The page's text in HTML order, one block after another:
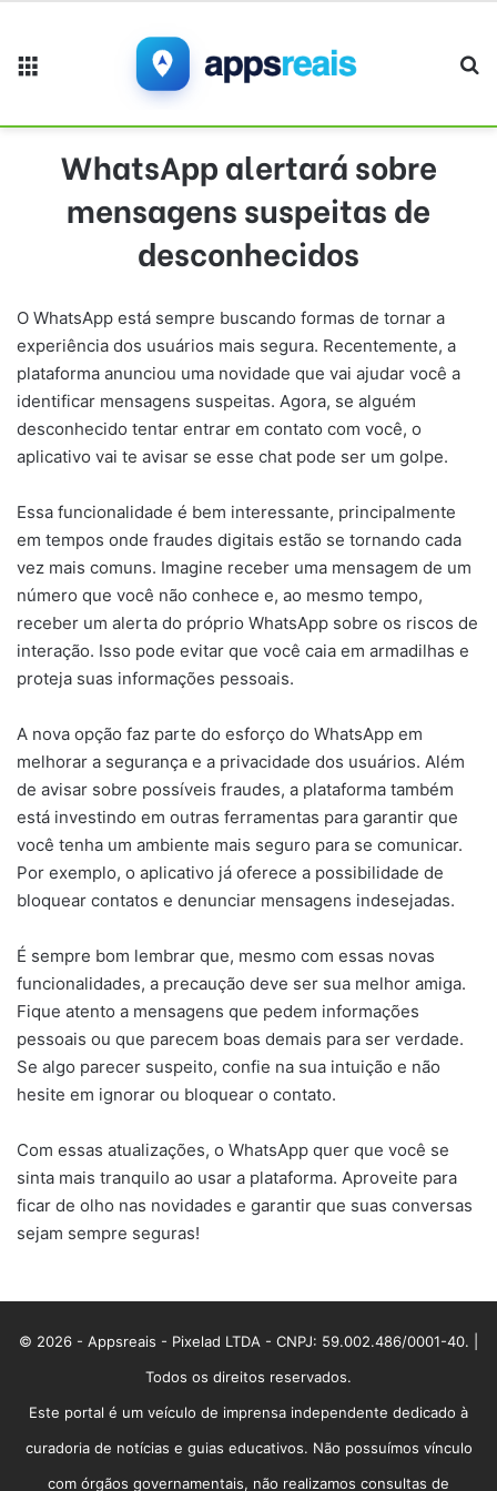
WhatsApp alertará sobre
mensagens suspeitas de
desconhecidos
O WhatsApp está sempre buscando formas de tornar a
experiência dos usuários mais segura. Recentemente, a
plataforma anunciou uma novidade que vai ajudar você a
identificar mensagens suspeitas. Agora, se alguém
desconhecido tentar entrar em contato com você, o
aplicativo vai te avisar se esse chat pode ser um golpe.
Essa funcionalidade é bem interessante, principalmente
em tempos onde fraudes digitais estão se tornando cada
vez mais comuns. Imagine receber uma mensagem de um
número que você não conhece e, ao mesmo tempo,
receber um alerta do próprio WhatsApp sobre os riscos de
interação. Isso pode evitar que você caia em armadilhas e
proteja suas informações pessoais.
A nova opção faz parte do esforço do WhatsApp em
melhorar a segurança e a privacidade dos usuários. Além
de avisar sobre possíveis fraudes, a plataforma também
está investindo em outras ferramentas para garantir que
você tenha um ambiente mais seguro para se comunicar.
Por exemplo, o aplicativo já oferece a possibilidade de
bloquear contatos e denunciar mensagens indesejadas.
É sempre bom lembrar que, mesmo com essas novas
funcionalidades, a precaução deve ser sua melhor amiga.
Fique atento a mensagens que pedem informações
pessoais ou que parecem boas demais para ser verdade.
Se algo parecer suspeito, confie na sua intuição e não
hesite em ignorar ou bloquear o contato.
Com essas atualizações, o WhatsApp quer que você se
sinta mais tranquilo ao usar a plataforma. Aproveite para
ficar de olho nas novidades e garantir que suas conversas
sejam sempre seguras!
© 2026 - Appsreais - Pixelad LTDA - CNPJ: 59.002.486/0001-40. |
Todos os direitos reservados.
Este portal é um veículo de imprensa independente dedicado à
curadoria de notícias e guias educativos. Não possuímos vínculo
com órgãos governamentais, não realizamos consultas de